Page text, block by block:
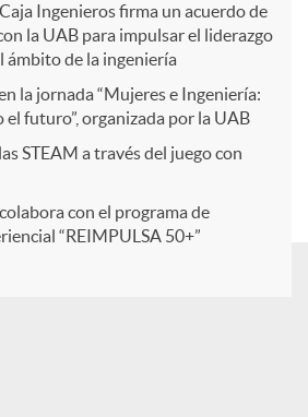
Ingenieros firma un acuerdo de
la UAB para impulsar el liderazgo
ámbito de la ingeniería
la jornada “Mujeres e Ingeniería:
futuro”, organizada por la UAB
STEAM a través del juego con
con el programa de
“REIMPULSA 50+”